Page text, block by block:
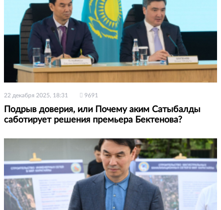
22 декабря 2025, 18:31 9691
Подрыв доверия, или Почему аким Сатыбалды
саботирует решения премьера Бектенова?